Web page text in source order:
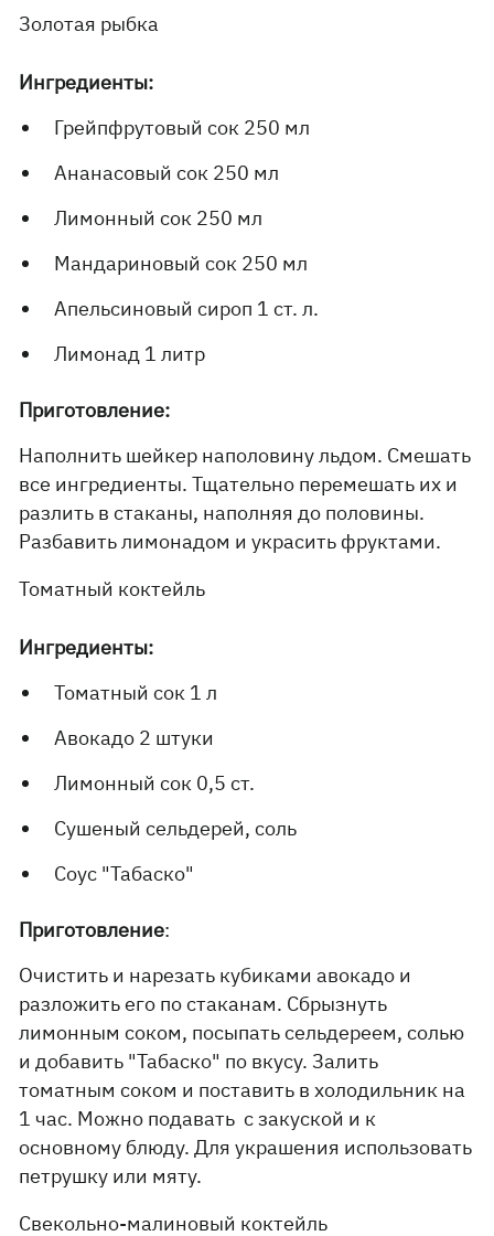
Золотая рыбка
Ингредиенты:
Грейпфрутовый сок 250 мл
Ананасовый сок 250 мл
Лимонный сок 250 мл
Мандариновый сок 250 мл
Апельсиновый сироп 1 ст. л.
Лимонад 1 литр
Приготовление:
Наполнить шейкер наполовину льдом. Смешать
все ингредиенты. Тщательно перемешать их и
разлить в стаканы, наполняя до половины.
Разбавить лимонадом и украсить фруктами.
Томатный коктейль
Ингредиенты:
Томатный сок 1 л
Авокадо 2 штуки
Лимонный сок 0,5 ст.
Сушеный сельдерей, соль
Соус "Табаско"
Приготовление:
Очистить и нарезать кубиками авокадо и
разложить его по стаканам. Сбрызнуть
лимонным соком, посыпать сельдереем, солью
и добавить "Табаско" по вкусу. Залить
томатным соком и поставить в холодильник на
1 час. Можно подавать с закуской и к
основному блюду. Для украшения использовать
петрушку или мяту.
Свекольно-малиновый коктейль